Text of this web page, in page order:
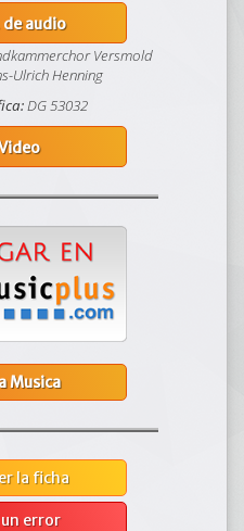
audio
Versmold
Ulrich Henning
DG 53032
Musica
la ficha
error